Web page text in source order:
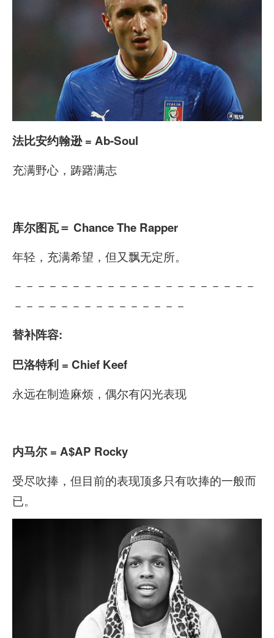
法比安约翰逊 = Ab-Soul
充满野心，踌躇满志
库尔图瓦＝ Chance The Rapper
年轻，充满希望，但又飘无定所。
－－－－－－－－－－－－－－－－－－－－－
－－－－－－－－－－－－－－－
替补阵容:
巴洛特利 = Chief Keef
永远在制造麻烦，偶尔有闪光表现
内马尔 = A$AP Rocky
受尽吹捧，但目前的表现顶多只有吹捧的一般而
已。